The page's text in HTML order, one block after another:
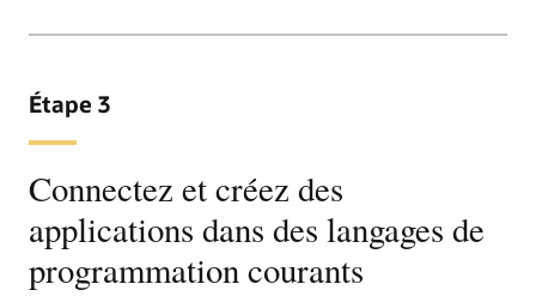
Étape 3
Connectez et créez des
applications dans des langages de
programmation courants